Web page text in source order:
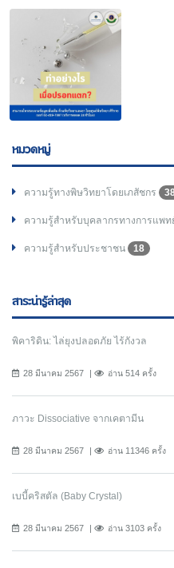
หมวดหมู่
ความรู้ทางพิษวิทยาโดยเภสัชกร
ความรู้สำหรับบุคลากรทางการแพ
ความรู้สำหรับประชาชน 18
สาระน่ารู้ล่าสุด
พิคาริดิน: ไล่ยุงปลอดภัย ไร้กังวล
28 มีนาคม 2567 อ่าน 514 ครั้ง
ภาวะ Dissociative จากเคตามีน
28 มีนาคม 2567 อ่าน 11346 ครั้ง
เบบี้คริสตัล (Baby Crystal)
28 มีนาคม 2567 อ่าน 3103 ครั้ง